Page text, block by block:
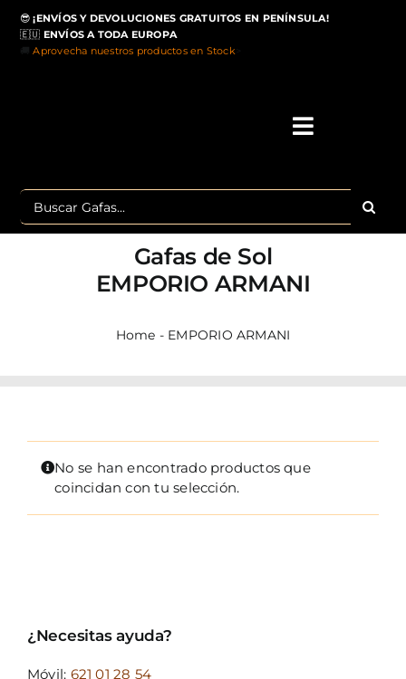
contenido
😎 ¡ENVÍOS Y DEVOLUCIONES GRATUITOS EN PENÍNSULA!
🇪🇺 ENVÍOS A TODA EUROPA
🚚Aprovecha nuestros productos en Stock>
Toggle
Buscar:
Gafas de Sol
EMPORIO ARMANI
Home - EMPORIO ARMANI
No se han encontrado productos que
coincidan con tu selección.
¿Necesitas ayuda?
Móvil: 621 01 28 54